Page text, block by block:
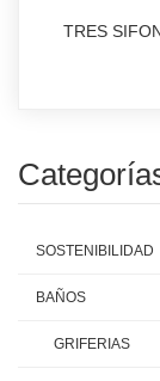
TRES
SOSTENIBILIDAD
BAÑOS
GRIFERIAS